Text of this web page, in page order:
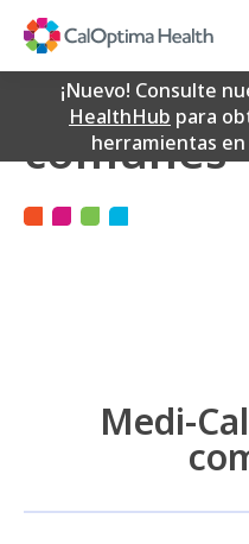
Content¡Nuevo! Consulte
HealthHub para
herramientas
Medi-
comunes
Medi-